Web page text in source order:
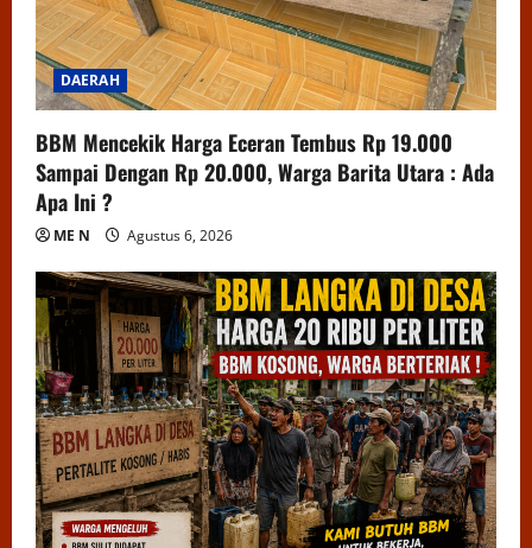
DAERAH
BBM Mencekik Harga Eceran Tembus Rp 19.000
Sampai Dengan Rp 20.000, Warga Barita Utara : Ada
Apa Ini ?
ME N Agustus 6, 2026